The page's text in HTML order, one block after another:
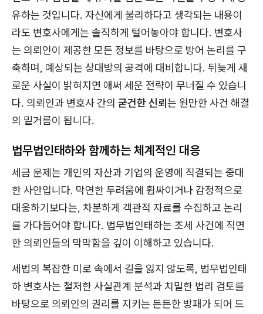
유하는 것입니다. 자신에게 불리하다고 생각되는 내용이
라도 변호사에게는 솔직하게 털어놓아야 합니다. 변호사
는 의뢰인이 제공한 모든 정보를 바탕으로 방어 논리를 구
축하며, 예상되는 상대방의 공격에 대비합니다. 뒤늦게 새
로운 사실이 밝혀지면 애써 세운 전략이 무너질 수 있습니
다. 의뢰인과 변호사 간의 굳건한 신뢰는 원만한 사건 해결
의 밑거름이 됩니다.
법무법인태하와 함께하는 체계적인 대응
세금 문제는 개인의 자산과 기업의 운영에 직결되는 중대
한 사안입니다. 막연한 두려움에 휩싸이거나 감정적으로
대응하기보다는, 차분하게 객관적 자료를 수집하고 논리
를 가다듬어야 합니다. 법무법인태하는 조세 사건에 직면
한 의뢰인들의 막막함을 깊이 이해하고 있습니다.
세법의 복잡한 미로 속에서 길을 잃지 않도록, 법무법인태
하 변호사는 철저한 사실관계 분석과 치밀한 법리 검토를
바탕으로 의뢰인의 권리를 지키는 든든한 방패가 되어 드